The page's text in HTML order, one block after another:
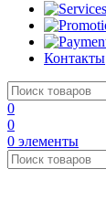
Контакты
0
0
0 элементы